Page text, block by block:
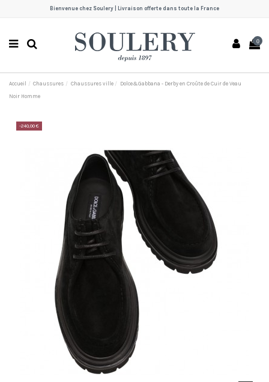
Bienvenue chez Soulery | Livraison offerte dans toute la France
0
Accueil Chaussures Chaussures ville Dolce&Gabbana - Derby en Croûte de Cuir de Veau
Noir Homme
-240,00 €